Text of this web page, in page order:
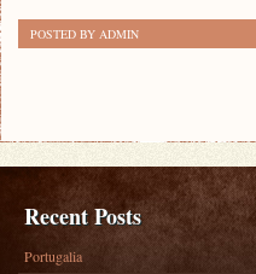
POSTED BY ADMIN
Recent Posts
Portugalia